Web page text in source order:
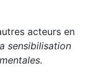
acteurs en
sensibilisation